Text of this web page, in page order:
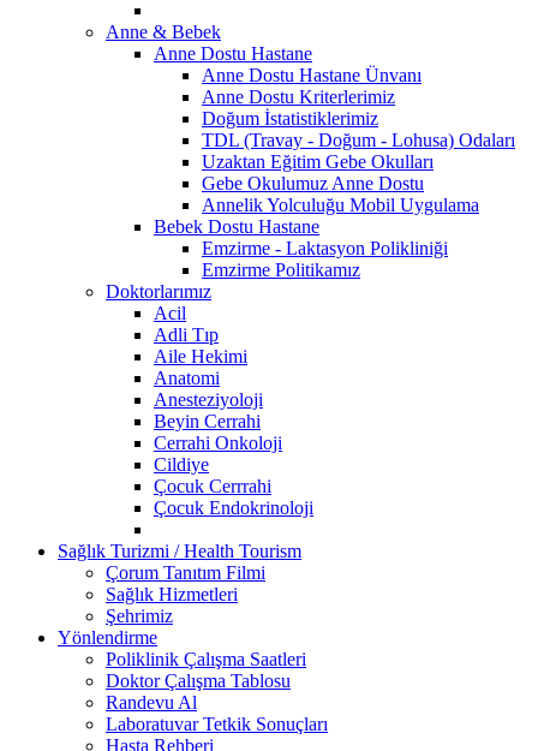
Anne & Bebek
Anne Dostu Hastane
Anne Dostu Hastane Ünvanı
Anne Dostu Kriterlerimiz
Doğum İstatistiklerimiz
TDL (Travay - Doğum - Lohusa) Odaları
Uzaktan Eğitim Gebe Okulları
Gebe Okulumuz Anne Dostu
Annelik Yolculuğu Mobil Uygulama
Bebek Dostu Hastane
Emzirme - Laktasyon Polikliniği
Emzirme Politikamız
Doktorlarımız
Acil
Adli Tıp
Aile Hekimi
Anatomi
Anesteziyoloji
Beyin Cerrahi
Cerrahi Onkoloji
Cildiye
Çocuk Cerrrahi
Çocuk Endokrinoloji
Sağlık Turizmi / Health Tourism
Çorum Tanıtım Filmi
Sağlık Hizmetleri
Şehrimiz
Yönlendirme
Poliklinik Çalışma Saatleri
Doktor Çalışma Tablosu
Randevu Al
Laboratuvar Tetkik Sonuçları
Hasta Rehberi